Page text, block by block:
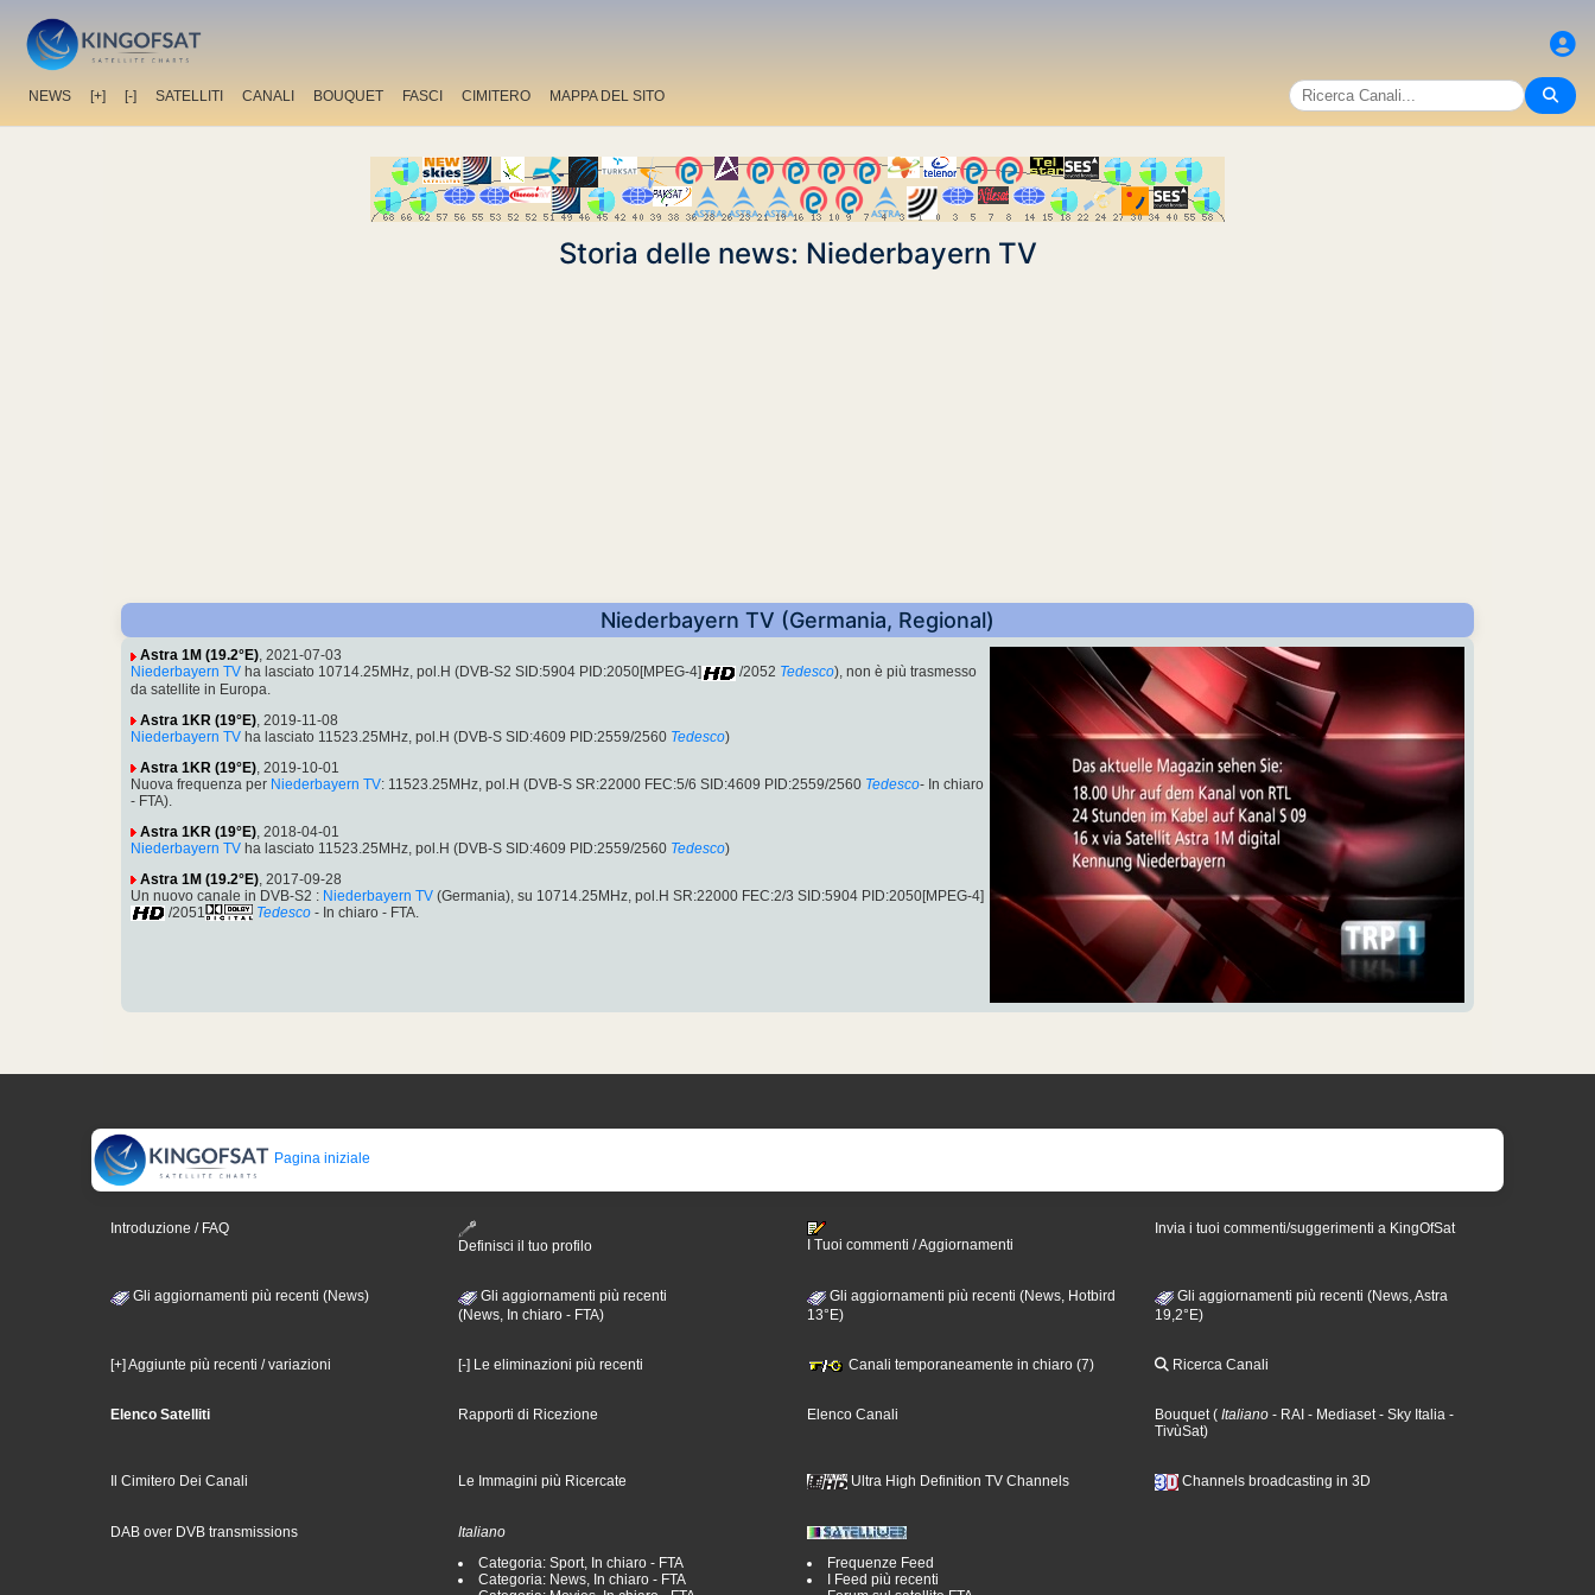
NEWS [+] [-] SATELLITI CANALI BOUQUET FASCI CIMITERO MAPPA DEL SITO
Storia delle news: Niederbayern TV
Niederbayern TV (Germania, Regional)
Astra 1M (19.2°E), 2021-07-03
Niederbayern TV ha lasciato 10714.25MHz, pol.H (DVB-S2 SID:5904 PID:2050[MPEG-4] /2052 Tedesco), non è più trasmesso
da satellite in Europa.
Astra 1KR (19°E) , 2019-11-08
Niederbayern TV ha lasciato 11523.25MHz, pol.H (DVB-S SID:4609 PID:2559/2560 Tedesco)
Astra 1KR (19°E) , 2019-10-01
Nuova frequenza per Niederbayern TV: 11523.25MHz, pol.H (DVB-S SR:22000 FEC:5/6 SID:4609 PID:2559/2560 Tedesco- In chiaro
- FTA).
Astra 1KR (19°E) , 2018-04-01
Niederbayern TV ha lasciato 11523.25MHz, pol.H (DVB-S SID:4609 PID:2559/2560 Tedesco)
Astra 1M (19.2°E) , 2017-09-28
Un nuovo canale in DVB-S2 : Niederbayern TV (Germania), su 10714.25MHz, pol.H SR:22000 FEC:2/3 SID:5904 PID:2050[MPEG-4]
/2051
Tedesco - In chiaro - FTA.
Pagina iniziale
Introduzione / FAQ
Definisci il tuo profilo
I Tuoi commenti / Aggiornamenti
Invia i tuoi commenti/suggerimenti a KingOfSat
Gli aggiornamenti più recenti (News)
Gli aggiornamenti più recenti
(News, In chiaro - FTA)
Gli aggiornamenti più recenti (News, Hotbird
13°E)
Gli aggiornamenti più recenti (News, Astra
19,2°E)
[+] Aggiunte più recenti / variazioni [-] Le eliminazioni più recenti Canali temporaneamente in chiaro (7) Ricerca Canali
Elenco Satelliti Rapporti di Ricezione Elenco Canali Bouquet( Italiano - RAI - Mediaset- Sky Italia -
TivùSat)
Il Cimitero Dei Canali Le Immagini più Ricercate Ultra High Definition TV Channels Channels broadcasting in 3D
DAB over DVB transmissions
Italiano
Categoria: Sport, In chiaro - FTA
Categoria: News, In chiaro - FTA
Frequenze Feed
I Feed più recenti